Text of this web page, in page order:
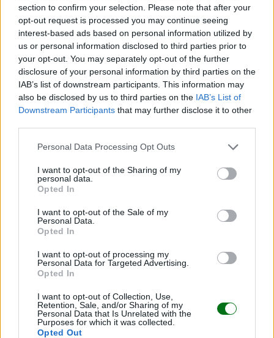
section to confirm your selection. Please note that after your
opt-out request is processed you may continue seeing
interest-based ads based on personal information utilized by
us or personal information disclosed to third parties prior to
your opt-out. You may separately opt-out of the further
disclosure of your personal information by third parties on the
IAB’s list of downstream participants. This information may
also be disclosed by us to third parties on the IAB’s List of
Downstream Participants that may further disclose it to other
Personal Data Processing Opt Outs
I want to opt-out of the Sharing of my
personal data.
Opted In
I want to opt-out of the Sale of my
Personal Data.
Opted In
I want to opt-out of processing my
Personal Data for Targeted Advertising.
Opted In
I want to opt-out of Collection, Use,
Retention, Sale, and/or Sharing of my
Personal Data that Is Unrelated with the
Purposes for which it was collected.
Opted Out
¿Por qué al bebé le salen granitos en la cara?
LEER
Cómo cuidar la piel de seda, pero muy delicada,
de un bebé prematuro
LEER